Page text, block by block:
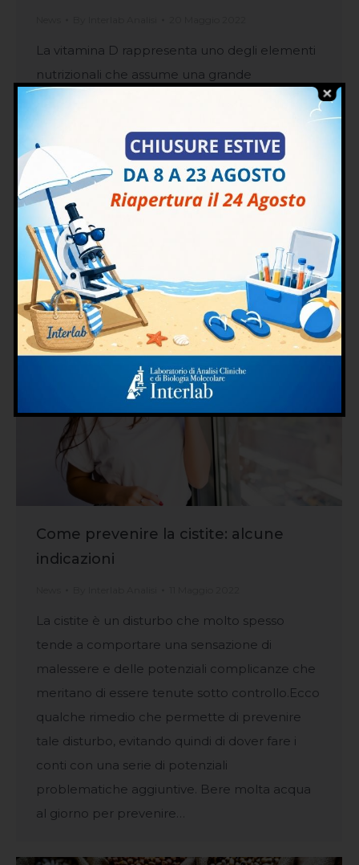
La vitamina D rappresenta uno degli elementi
nutrizionali che assume una grande
importanza e che, proprio per tale motivo,
mancanza, infatti, potrebbe causare diversi
scompensi e conseguenze negative che
potrebbero essere difficili da fronteggiare.
Carenza di vitamina D e dolore alle ossa e alla
muscolatura La prima tipologia…
Come prevenire la cistite: alcune
indicazioni
La cistite è un disturbo che molto spesso
tende a comportare una sensazione di
malessere e delle potenziali complicanze che
meritano di essere tenute sotto controllo.Ecco
qualche rimedio che permette di prevenire
tale disturbo, evitando quindi di dover fare i
conti con una serie di potenziali
problematiche aggiuntive. Bere molta acqua
al giorno per prevenire…